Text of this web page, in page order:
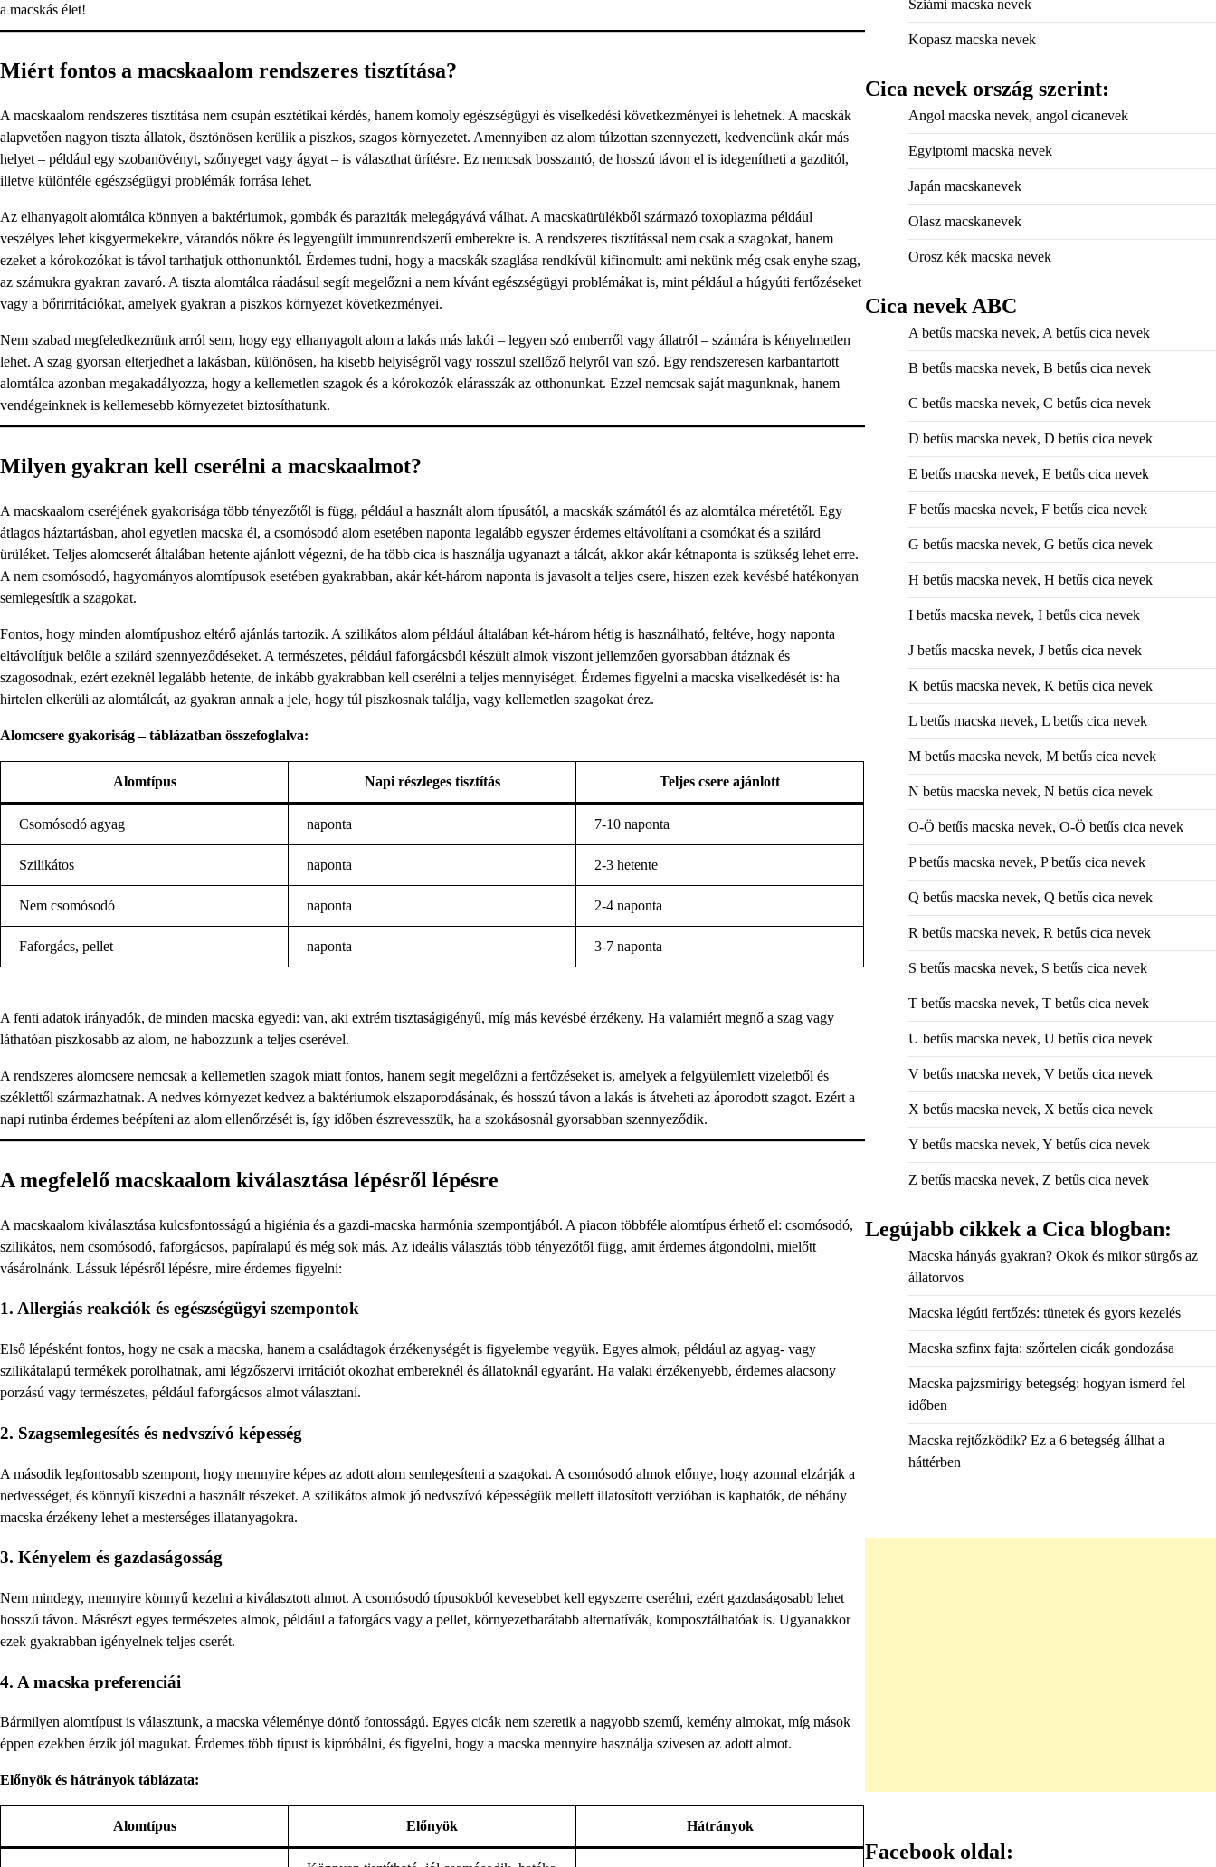
a macskás élet!
Miért fontos a macskaalom rendszeres tisztítása?
A macskaalom rendszeres tisztítása nem csupán esztétikai kérdés, hanem komoly egészségügyi és viselkedési következményei is lehetnek. A macskák
alapvetően nagyon tiszta állatok, ösztönösen kerülik a piszkos, szagos környezetet. Amennyiben az alom túlzottan szennyezett, kedvencünk akár más
helyet – például egy szobanövényt, szőnyeget vagy ágyat – is választhat ürítésre. Ez nemcsak bosszantó, de hosszú távon el is idegenítheti a gazditól,
illetve különféle egészségügyi problémák forrása lehet.
Az elhanyagolt alomtálca könnyen a baktériumok, gombák és paraziták melegágyává válhat. A macskaürülékből származó toxoplazma például
veszélyes lehet kisgyermekekre, várandós nőkre és legyengült immunrendszerű emberekre is. A rendszeres tisztítással nem csak a szagokat, hanem
ezeket a kórokozókat is távol tarthatjuk otthonunktól. Érdemes tudni, hogy a macskák szaglása rendkívül kifinomult: ami nekünk még csak enyhe szag,
az számukra gyakran zavaró. A tiszta alomtálca ráadásul segít megelőzni a nem kívánt egészségügyi problémákat is, mint például a húgyúti fertőzéseket
vagy a bőrirritációkat, amelyek gyakran a piszkos környezet következményei.
Nem szabad megfeledkeznünk arról sem, hogy egy elhanyagolt alom a lakás más lakói – legyen szó emberről vagy állatról – számára is kényelmetlen
lehet. A szag gyorsan elterjedhet a lakásban, különösen, ha kisebb helyiségről vagy rosszul szellőző helyről van szó. Egy rendszeresen karbantartott
alomtálca azonban megakadályozza, hogy a kellemetlen szagok és a kórokozók elárasszák az otthonunkat. Ezzel nemcsak saját magunknak, hanem
vendégeinknek is kellemesebb környezetet biztosíthatunk.
Milyen gyakran kell cserélni a macskaalmot?
A macskaalom cseréjének gyakorisága több tényezőtől is függ, például a használt alom típusától, a macskák számától és az alomtálca méretétől. Egy
átlagos háztartásban, ahol egyetlen macska él, a csomósodó alom esetében naponta legalább egyszer érdemes eltávolítani a csomókat és a szilárd
ürüléket. Teljes alomcserét általában hetente ajánlott végezni, de ha több cica is használja ugyanazt a tálcát, akkor akár kétnaponta is szükség lehet erre.
A nem csomósodó, hagyományos alomtípusok esetében gyakrabban, akár két-három naponta is javasolt a teljes csere, hiszen ezek kevésbé hatékonyan
semlegesítik a szagokat.
Fontos, hogy minden alomtípushoz eltérő ajánlás tartozik. A szilikátos alom például általában két-három hétig is használható, feltéve, hogy naponta
eltávolítjuk belőle a szilárd szennyeződéseket. A természetes, például faforgácsból készült almok viszont jellemzően gyorsabban átáznak és
szagosodnak, ezért ezeknél legalább hetente, de inkább gyakrabban kell cserélni a teljes mennyiséget. Érdemes figyelni a macska viselkedését is: ha
hirtelen elkerüli az alomtálcát, az gyakran annak a jele, hogy túl piszkosnak találja, vagy kellemetlen szagokat érez.
Alomcsere gyakoriság – táblázatban összefoglalva:
Alomtípus Napi részleges tisztítás Teljes csere ajánlott
Csomósodó agyag naponta 7-10 naponta
Szilikátos naponta 2-3 hetente
Nem csomósodó naponta 2-4 naponta
Faforgács, pellet naponta 3-7 naponta
A fenti adatok irányadók, de minden macska egyedi: van, aki extrém tisztaságigényű, míg más kevésbé érzékeny. Ha valamiért megnő a szag vagy
láthatóan piszkosabb az alom, ne habozzunk a teljes cserével.
A rendszeres alomcsere nemcsak a kellemetlen szagok miatt fontos, hanem segít megelőzni a fertőzéseket is, amelyek a felgyülemlett vizeletből és
széklettől származhatnak. A nedves környezet kedvez a baktériumok elszaporodásának, és hosszú távon a lakás is átveheti az áporodott szagot. Ezért a
napi rutinba érdemes beépíteni az alom ellenőrzését is, így időben észrevesszük, ha a szokásosnál gyorsabban szennyeződik.
A megfelelő macskaalom kiválasztása lépésről lépésre
A macskaalom kiválasztása kulcsfontosságú a higiénia és a gazdi-macska harmónia szempontjából. A piacon többféle alomtípus érhető el: csomósodó,
szilikátos, nem csomósodó, faforgácsos, papíralapú és még sok más. Az ideális választás több tényezőtől függ, amit érdemes átgondolni, mielőtt
vásárolnánk. Lássuk lépésről lépésre, mire érdemes figyelni:
1. Allergiás reakciók és egészségügyi szempontok
Első lépésként fontos, hogy ne csak a macska, hanem a családtagok érzékenységét is figyelembe vegyük. Egyes almok, például az agyag- vagy
szilikátalapú termékek porolhatnak, ami légzőszervi irritációt okozhat embereknél és állatoknál egyaránt. Ha valaki érzékenyebb, érdemes alacsony
porzású vagy természetes, például faforgácsos almot választani.
2. Szagsemlegesítés és nedvszívó képesség
A második legfontosabb szempont, hogy mennyire képes az adott alom semlegesíteni a szagokat. A csomósodó almok előnye, hogy azonnal elzárják a
nedvességet, és könnyű kiszedni a használt részeket. A szilikátos almok jó nedvszívó képességük mellett illatosított verzióban is kaphatók, de néhány
macska érzékeny lehet a mesterséges illatanyagokra.
3. Kényelem és gazdaságosság
Nem mindegy, mennyire könnyű kezelni a kiválasztott almot. A csomósodó típusokból kevesebbet kell egyszerre cserélni, ezért gazdaságosabb lehet
hosszú távon. Másrészt egyes természetes almok, például a faforgács vagy a pellet, környezetbarátabb alternatívák, komposztálhatóak is. Ugyanakkor
ezek gyakrabban igényelnek teljes cserét.
4. A macska preferenciái
Bármilyen alomtípust is választunk, a macska véleménye döntő fontosságú. Egyes cicák nem szeretik a nagyobb szemű, kemény almokat, míg mások
éppen ezekben érzik jól magukat. Érdemes több típust is kipróbálni, és figyelni, hogy a macska mennyire használja szívesen az adott almot.
Előnyök és hátrányok táblázata:
Alomtípus Előnyök Hátrányok
Sziámi macska nevek
Kopasz macska nevek
Cica nevek ország szerint:
Angol macska nevek, angol cicanevek
Egyiptomi macska nevek
Japán macskanevek
Olasz macskanevek
Orosz kék macska nevek
Cica nevek ABC
A betűs macska nevek, A betűs cica nevek
B betűs macska nevek, B betűs cica nevek
C betűs macska nevek, C betűs cica nevek
D betűs macska nevek, D betűs cica nevek
E betűs macska nevek, E betűs cica nevek
F betűs macska nevek, F betűs cica nevek
G betűs macska nevek, G betűs cica nevek
H betűs macska nevek, H betűs cica nevek
I betűs macska nevek, I betűs cica nevek
J betűs macska nevek, J betűs cica nevek
K betűs macska nevek, K betűs cica nevek
L betűs macska nevek, L betűs cica nevek
M betűs macska nevek, M betűs cica nevek
N betűs macska nevek, N betűs cica nevek
O-Ö betűs macska nevek, O-Ö betűs cica nevek
P betűs macska nevek, P betűs cica nevek
Q betűs macska nevek, Q betűs cica nevek
R betűs macska nevek, R betűs cica nevek
S betűs macska nevek, S betűs cica nevek
T betűs macska nevek, T betűs cica nevek
U betűs macska nevek, U betűs cica nevek
V betűs macska nevek, V betűs cica nevek
X betűs macska nevek, X betűs cica nevek
Y betűs macska nevek, Y betűs cica nevek
Z betűs macska nevek, Z betűs cica nevek
Legújabb cikkek a Cica blogban:
Macska hányás gyakran? Okok és mikor sürgős az
állatorvos
Macska légúti fertőzés: tünetek és gyors kezelés
Macska szfinx fajta: szőrtelen cicák gondozása
Macska pajzsmirigy betegség: hogyan ismerd fel
időben
Macska rejtőzködik? Ez a 6 betegség állhat a
háttérben
Facebook oldal: